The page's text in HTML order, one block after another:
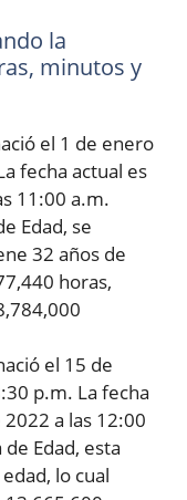
la
minutos y
el 1 de enero
fecha actual es
11:00 a.m.
Edad, se
32 años de
horas,
el 15 de
p.m. La fecha
a las 12:00
Edad, esta
lo cual